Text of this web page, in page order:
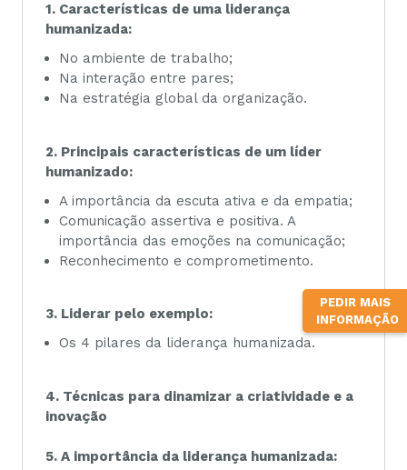
PEDIR MAIS
INFORMAÇÃO
1. Características de uma liderança
humanizada:
No ambiente de trabalho;
Na interação entre pares;
Na estratégia global da organização.
2. Principais características de um líder
humanizado:
A importância da escuta ativa e da empatia;
Comunicação assertiva e positiva. A
importância das emoções na comunicação;
Reconhecimento e comprometimento.
3. Liderar pelo exemplo:
Os 4 pilares da liderança humanizada.
4. Técnicas para dinamizar a criatividade e a
inovação
5. A importância da liderança humanizada: